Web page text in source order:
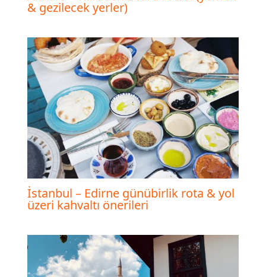
& gezilecek yerler)
İstanbul – Edirne günübirlik rota & yol
üzeri kahvaltı önerileri